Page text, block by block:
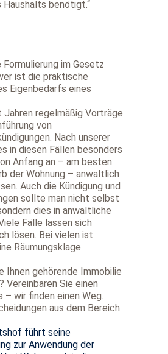
Haushalts benötigt.“
im Gesetz
ist die praktische
Eigenbedarfs eines
Jahren regelmäßig Vorträge
von
Nach unserer
in diesen Fällen besonders
Anfang an – am besten
der Wohnung – anwaltlich
Auch die Kündigung und
sollte man nicht selbst
dies in anwaltliche
Fälle lassen sich
lösen. Bei vielen ist
Räumungsklage
Ihnen gehörende Immobilie
Vereinbaren Sie einen
– wir finden einen Weg.
aus dem Bereich
führt seine
zur Anwendung der